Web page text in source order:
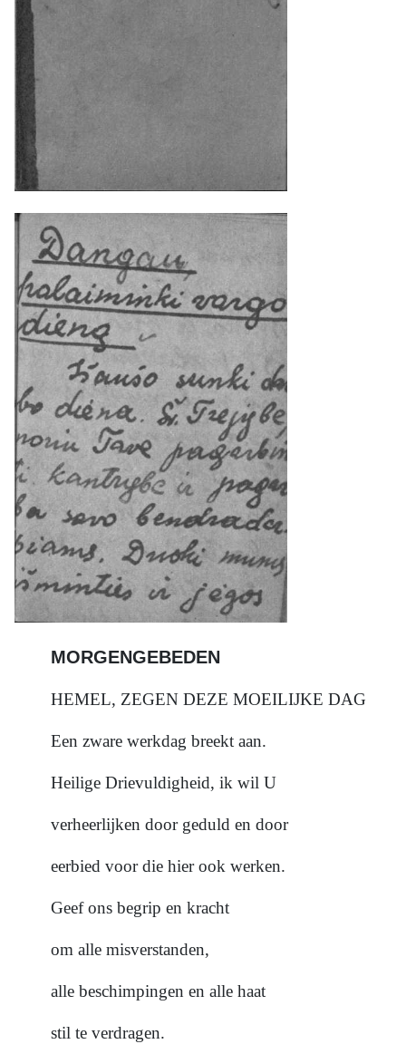
MORGENGEBEDEN
HEMEL, ZEGEN DEZE MOEILIJKE DAG
Een zware werkdag breekt aan.
Heilige Drievuldigheid, ik wil U
verheerlijken door geduld en door
eerbied voor die hier ook werken.
Geef ons begrip en kracht
om alle misverstanden,
alle beschimpingen en alle haat
stil te verdragen.